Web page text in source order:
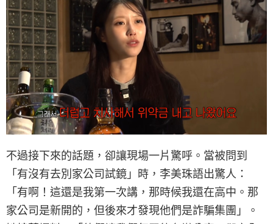
不過接下來的話題，卻讓現場一片驚呼。當被問到
「有沒有去別家公司試鏡」時，李美珠語出驚人：
「有啊！這還是我第一次講，那時候我還在高中。那
家公司是新開的，但後來才發現他們是詐騙集團」。